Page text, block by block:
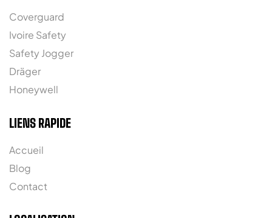
Coverguard
Ivoire Safety
Safety Jogger
Dräger
Honeywell
LIENS RAPIDE
Accueil
Blog
Contact